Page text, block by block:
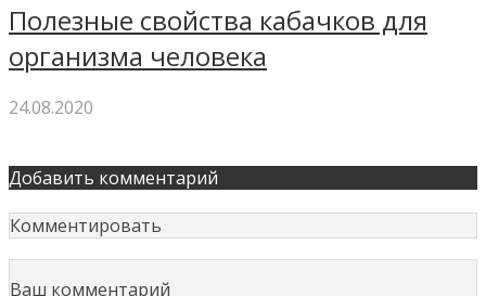
Полезные свойства кабачков для
организма человека
24.08.2020
Добавить комментарий
Комментировать
Ваш комментарий